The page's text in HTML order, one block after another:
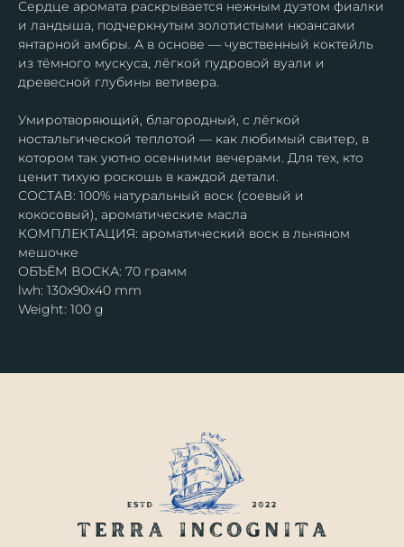
Сердце аромата раскрывается нежным дуэтом фиалки
и ландыша, подчеркнутым золотистыми нюансами
янтарной амбры. А в основе — чувственный коктейль
из тёмного мускуса, лёгкой пудровой вуали и
древесной глубины ветивера.
Умиротворяющий, благородный, с лёгкой
ностальгической теплотой — как любимый свитер, в
котором так уютно осенними вечерами. Для тех, кто
ценит тихую роскошь в каждой детали.
СОСТАВ: 100% натуральный воск (соевый и
кокосовый), ароматические масла
КОМПЛЕКТАЦИЯ: ароматический воск в льняном
мешочке
ОБЪЁМ ВОСКА: 70 грамм
lwh: 130x90x40 mm
Weight: 100 g